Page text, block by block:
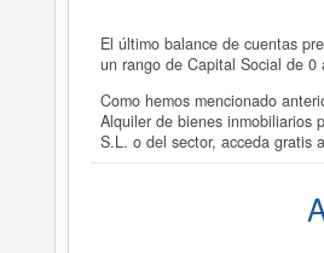
El último balance de cuentas
un rango de Capital Social de
Como hemos mencionado
Alquiler de bienes inmobiliarios
S.L. o del sector, acceda gratis